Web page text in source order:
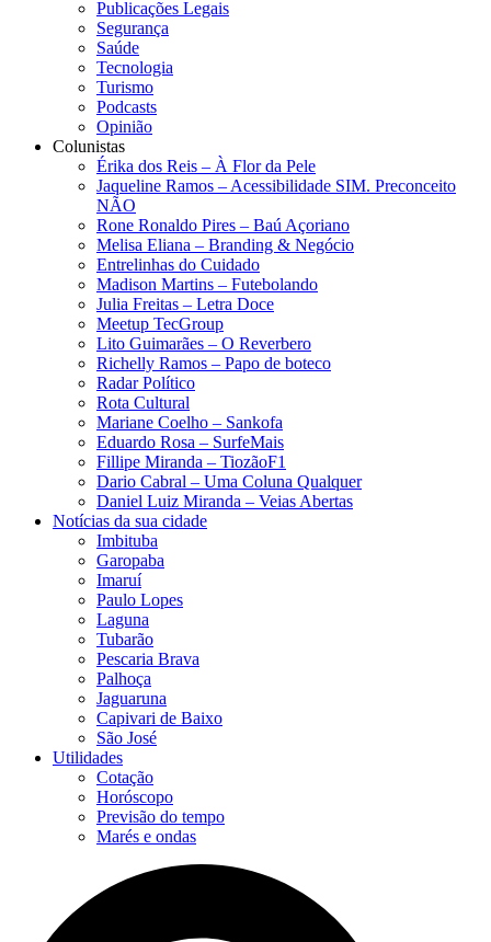
Publicações Legais
Segurança
Saúde
Tecnologia
Turismo
Podcasts
Opinião
Colunistas
Érika dos Reis​ – À Flor da Pele
Jaqueline Ramos – Acessibilidade SIM. Preconceito
NÃO
Rone Ronaldo Pires – Baú Açoriano
Melisa Eliana – Branding & Negócio
Entrelinhas do Cuidado
Madison Martins – Futebolando
Julia Freitas​ – Letra Doce
Meetup TecGroup
Lito Guimarães – O Reverbero
Richelly Ramos​ – Papo de boteco
Radar Político
Rota Cultural
Mariane Coelho – Sankofa
Eduardo Rosa​ – SurfeMais
Fillipe Miranda – TiozãoF1
Dario Cabral – Uma Coluna Qualquer
Daniel Luiz Miranda – Veias Abertas
Notícias da sua cidade
Imbituba
Garopaba
Imaruí
Paulo Lopes
Laguna
Tubarão
Pescaria Brava
Palhoça
Jaguaruna
Capivari de Baixo
São José
Utilidades
Cotação
Horóscopo
Previsão do tempo
Marés e ondas